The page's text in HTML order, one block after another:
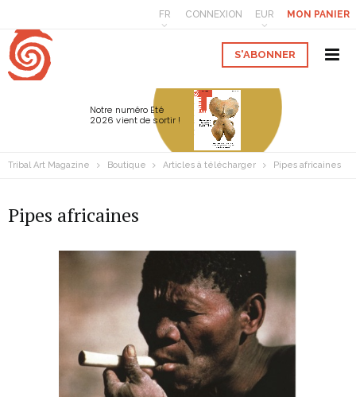
FR CONNEXION EUR MON PANIER
S'ABONNER
Notre numéro Eté
2026 vient de sortir !
Tribal Art Magazine Boutique Articles à télécharger Pipes africaines
Pipes africaines